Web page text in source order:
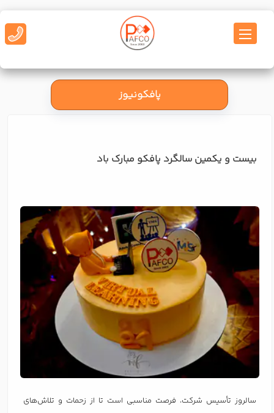
پافکونیوز
بیست و یکمین سالگرد پافکو مبارک باد
سالروز تأسیس شرکت، فرصت مناسبی است تا از زحمات و تلاش‌های